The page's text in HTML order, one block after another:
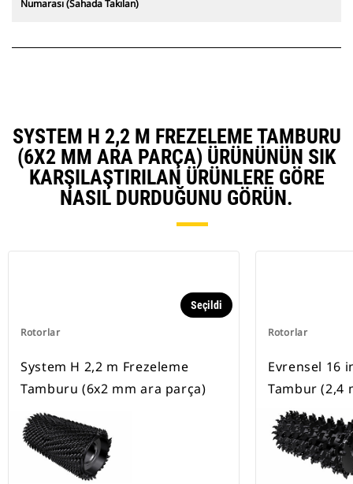
Numarası (Sahada Takılan)
SYSTEM H 2,2 M FREZELEME TAMBURU
(6X2 MM ARA PARÇA) ÜRÜNÜNÜN SIK
KARŞILAŞTIRILAN ÜRÜNLERE GÖRE
NASIL DURDUĞUNU GÖRÜN.
Rotorlar
Seçildi
System H 2,2 m Frezeleme
Tamburu (6x2 mm ara parça)
Rotorlar
Evrensel 16
Tambur (2,4